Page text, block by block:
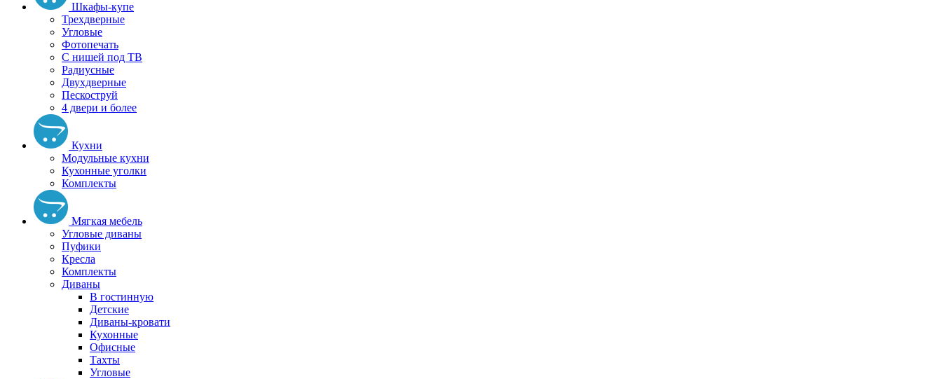
Шкафы-купе
Трехдверные
Угловые
Фотопечать
С нишей под ТВ
Радиусные
Двухдверные
Пескоструй
4 двери и более
Кухни
Модульные кухни
Кухонные уголки
Комплекты
Мягкая мебель
Угловые диваны
Пуфики
Кресла
Комплекты
Диваны
В гостинную
Детские
Диваны-кровати
Кухонные
Офисные
Тахты
Угловые